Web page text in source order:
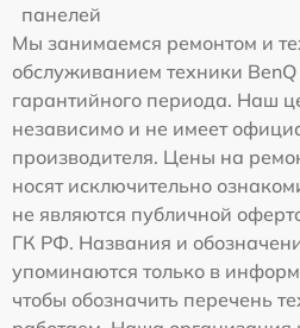
панелей
Мы занимаемся ремонтом и
обслуживанием техники
гарантийного периода. Наш
независимо и не имеет
производителя. Цены на
носят исключительно
не являются публичной
ГК РФ. Названия и
упоминаются только в
чтобы обозначить перечень